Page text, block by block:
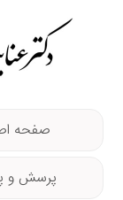
صفحه
پرسش و